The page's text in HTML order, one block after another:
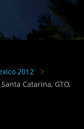
2012
Catarina, GTO,